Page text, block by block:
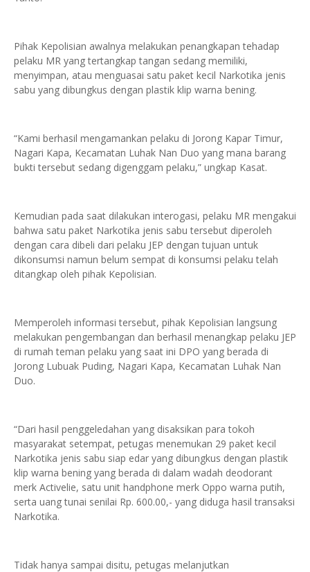
Pihak Kepolisian awalnya melakukan penangkapan tehadap
pelaku MR yang tertangkap tangan sedang memiliki,
menyimpan, atau menguasai satu paket kecil Narkotika jenis
sabu yang dibungkus dengan plastik klip warna bening.
“Kami berhasil mengamankan pelaku di Jorong Kapar Timur,
Nagari Kapa, Kecamatan Luhak Nan Duo yang mana barang
bukti tersebut sedang digenggam pelaku,” ungkap Kasat.
Kemudian pada saat dilakukan interogasi, pelaku MR mengakui
bahwa satu paket Narkotika jenis sabu tersebut diperoleh
dengan cara dibeli dari pelaku JEP dengan tujuan untuk
dikonsumsi namun belum sempat di konsumsi pelaku telah
ditangkap oleh pihak Kepolisian.
Memperoleh informasi tersebut, pihak Kepolisian langsung
melakukan pengembangan dan berhasil menangkap pelaku JEP
di rumah teman pelaku yang saat ini DPO yang berada di
Jorong Lubuak Puding, Nagari Kapa, Kecamatan Luhak Nan
Duo.
“Dari hasil penggeledahan yang disaksikan para tokoh
masyarakat setempat, petugas menemukan 29 paket kecil
Narkotika jenis sabu siap edar yang dibungkus dengan plastik
klip warna bening yang berada di dalam wadah deodorant
merk Activelie, satu unit handphone merk Oppo warna putih,
serta uang tunai senilai Rp. 600.00,- yang diduga hasil transaksi
Narkotika.
Tidak hanya sampai disitu, petugas melanjutkan